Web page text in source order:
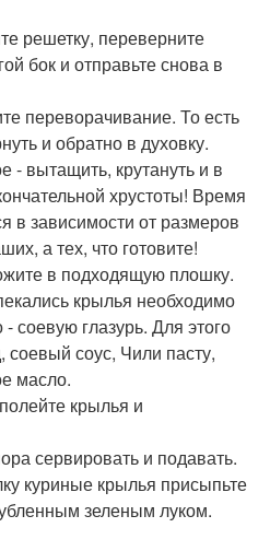
решетку, переверните
бок и отправьте снова в
переворачивание. То есть
и обратно в духовку.
- вытащить, крутануть и в
хрустоты! Время
в зависимости от размеров
а тех, что готовите!
в подходящую плошку.
крылья необходимо
соевую глазурь. Для этого
соус, Чили пасту,
масло.
крылья и
сервировать и подавать.
куриные крылья присыпьте
зеленым луком.